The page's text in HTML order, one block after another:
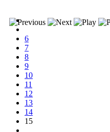
6
7
8
9
10
11
12
13
14
15